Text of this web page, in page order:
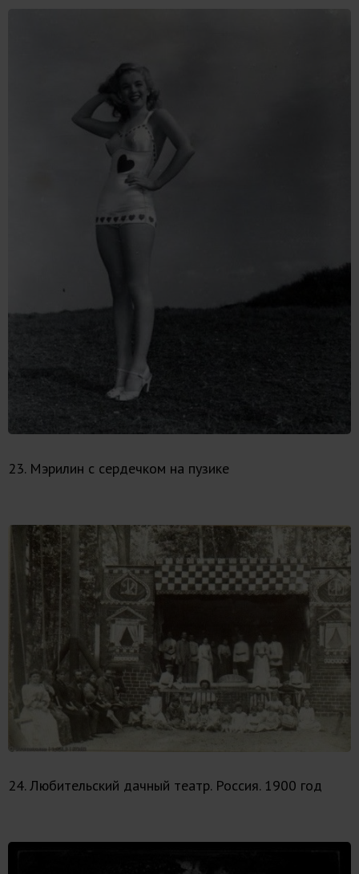
23. Мэрилин с сердечком на пузике
24. Любительский дачный театр. Россия. 1900 год